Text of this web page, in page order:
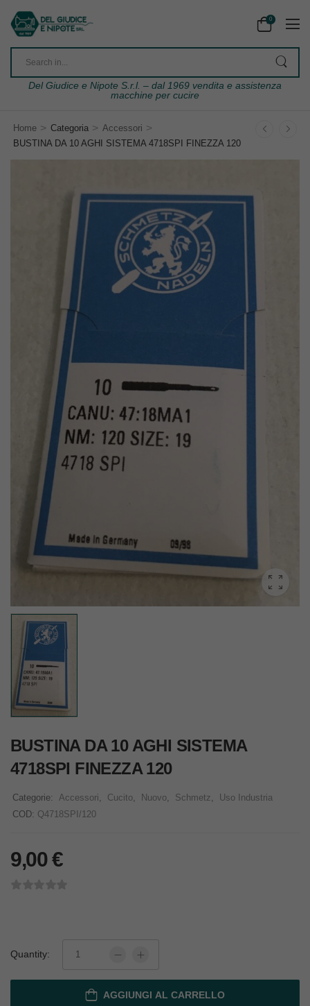
0
Del Giudice e Nipote S.r.l. – dal 1969 vendita e assistenza
macchine per cucire
Home > Categoria > Accessori >
BUSTINA DA 10 AGHI SISTEMA 4718SPI FINEZZA 120
BUSTINA DA 10 AGHI SISTEMA
4718SPI FINEZZA 120
Categorie: Accessori Cucito Nuovo Schmetz
Uso Industria
COD: Q4718SPI/120
9,00€
Quantity:
AGGIUNGI AL CARRELLO